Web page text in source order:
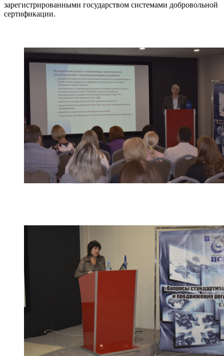
зарегистрированными государством системами добровольной
сертификации.